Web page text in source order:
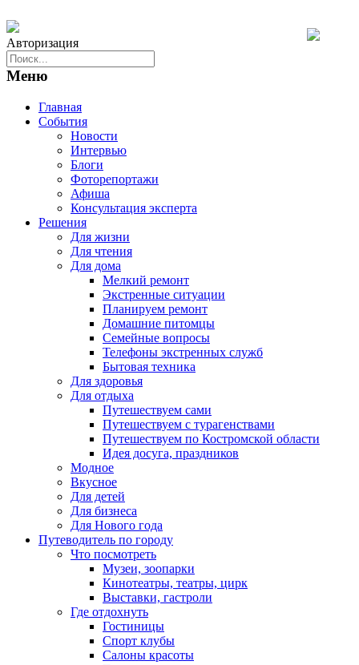
Авторизация
Меню
Главная
События
Новости
Интервью
Блоги
Фоторепортажи
Афиша
Консультация эксперта
Решения
Для жизни
Для чтения
Для дома
Мелкий ремонт
Экстренные ситуации
Планируем ремонт
Домашние питомцы
Семейные вопросы
Телефоны экстренных служб
Бытовая техника
Для здоровья
Для отдыха
Путешествуем сами
Путешествуем с турагенствами
Путешествуем по Костромской области
Идея досуга, праздников
Модное
Вкусное
Для детей
Для бизнеса
Для Нового года
Путеводитель по городу
Что посмотреть
Музеи, зоопарки
Кинотеатры, театры, цирк
Выставки, гастроли
Где отдохнуть
Гостиницы
Спорт клубы
Салоны красоты